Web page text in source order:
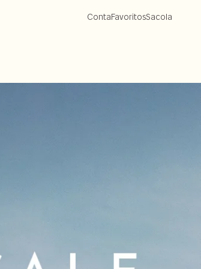
ContaFavoritosSacola